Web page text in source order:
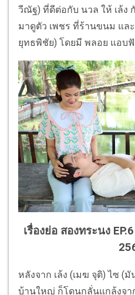
วีณัฐ) ที่ดีต่อกับ นวล ให้ เล้ง
มาดูตัว เพชร ที่ร้านขนม แล
ยุทธพิชัย) โดยมี พลอย แอบ
เรื่องย่อ สองทระนง
หลังจาก เล้ง (เมฆ จุติ) ไซ (
บ้านใหญ่ ก็โดนกลั่นแกล้งจ